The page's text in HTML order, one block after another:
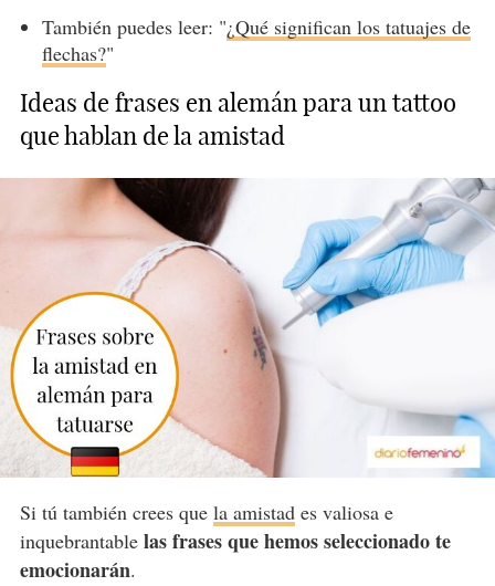
También puedes leer: "¿Qué significan los tatuajes de
flechas?"
Ideas de frases en alemán para un tattoo
que hablan de la amistad
Si tú también crees que la amistades valiosa e
inquebrantable las frases que hemos seleccionado te
emocionarán.